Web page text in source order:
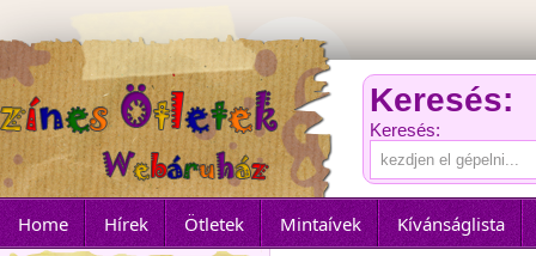
Keresés:
Keresés:
Home Hírek Ötletek Mintaívek
Kívánságlista